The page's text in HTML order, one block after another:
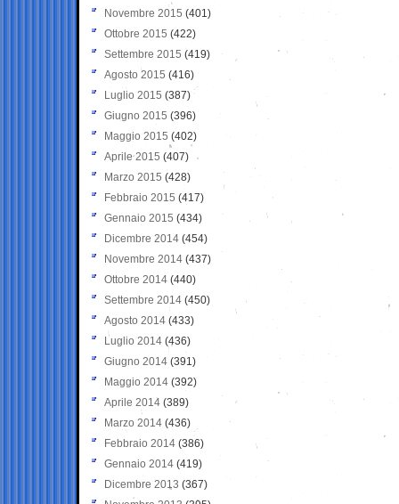
Novembre 2015 (401)
Ottobre 2015 (422)
Settembre 2015 (419)
Agosto 2015 (416)
Luglio 2015 (387)
Giugno 2015 (396)
Maggio 2015 (402)
Aprile 2015 (407)
Marzo 2015 (428)
Febbraio 2015 (417)
Gennaio 2015 (434)
Dicembre 2014 (454)
Novembre 2014 (437)
Ottobre 2014 (440)
Settembre 2014 (450)
Agosto 2014 (433)
Luglio 2014 (436)
Giugno 2014 (391)
Maggio 2014 (392)
Aprile 2014 (389)
Marzo 2014 (436)
Febbraio 2014 (386)
Gennaio 2014 (419)
Dicembre 2013 (367)